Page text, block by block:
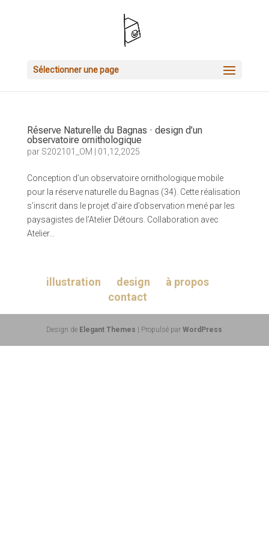
Sélectionner une page
Réserve Naturelle du Bagnas · design d’un
observatoire ornithologique
par S202101_OM 01,12,2025
Conception d’un observatoire ornithologique mobile
pour la réserve naturelle du Bagnas (34). Cette réalisation
s’inscrit dans le projet d’aire d’observation mené par les
paysagistes de l’Atelier Détours. Collaboration avec
Atelier...
illustration design
à propos
contact
Design de Elegant Themes | Propulsé parWordPress